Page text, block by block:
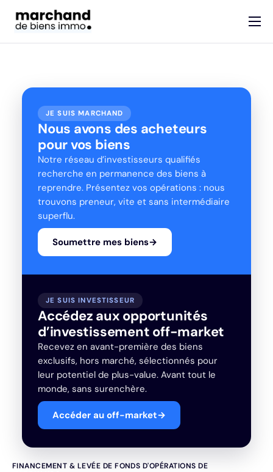
Services
Guides
ContactJE SUIS MARCHAND
Nous avons des acheteurs
pour vos biens
Notre réseau d’investisseurs qualifiés
recherche en permanence des biens à
reprendre. Présentez vos opérations : nous
trouvons preneur, vite et sans intermédiaire
superflu.
Soumettre mes biens→
JE SUIS INVESTISSEUR
Accédez aux opportunités
d’investissement off-market
Recevez en avant-première des biens
exclusifs, hors marché, sélectionnés pour
leur potentiel de plus-value. Avant tout le
monde, sans surenchère.
Accéder au off-market→
FINANCEMENT & LEVÉE DE FONDS D'OPÉRATIONS DE